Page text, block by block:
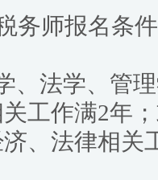
师报名条件
法学、管理
工作满2年
、法律相关